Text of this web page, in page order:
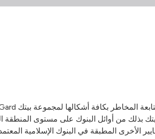
الأخرى المطبقة في البنوك الإسلامية